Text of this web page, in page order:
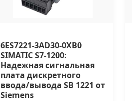
6ES7221-3AD30-0XB0
SIMATIC S7-1200:
Надежная сигнальная
плата дискретного
ввода/вывода SB 1221 от
Siemens